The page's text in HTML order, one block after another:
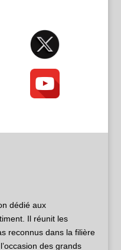
dédié aux
Il réunit les
reconnus dans la filière
des grands